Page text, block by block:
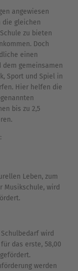
angewiesen
gleichen
zu bieten
Doch
einen
dem gemeinsamen
Sport und Spiel in
Hier helfen die
bis zu 2,5
Leben, zum
Musikschule, wird
wird
für das erste, 58,00
werden